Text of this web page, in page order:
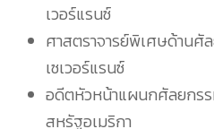
เวอร์แรนซ์
ศาสตราจารย์พิเศษด้านศั
เซเวอร์แรนซ์
อดีตหัวหน้าแผนกศัลยกร
สหรัฐอเมริกา